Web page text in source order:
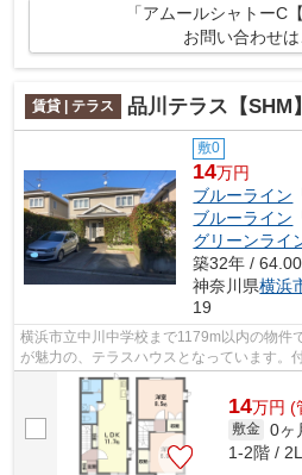
「アムールシャトーC
お問い合わせ
賃貸 | テラス 品川テラス【SHM】
敷0
14万円
ブルーライン
ブルーライン
グリーンライ
築32年 /
神奈川県横浜
19
横浜市立中川中学校まで1179m以内の物件
が魅力の、テラスハウスとなっています。
き先に応じて使い分けることができます...
14万円 (
敷金 0ヶ
1-2階 /